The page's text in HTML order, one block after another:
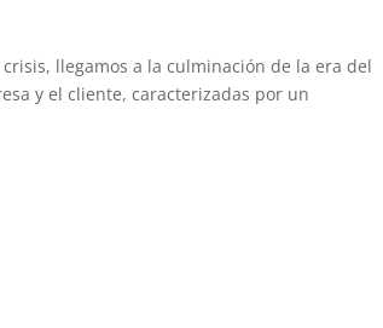
llegamos a la culminación de la era del
y el cliente, caracterizadas por un